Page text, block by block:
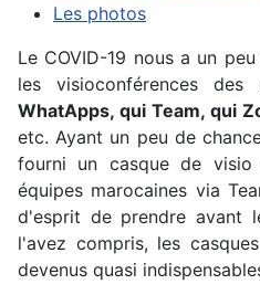
Les photos
Le COVID-19 nous a un
les visioconférences
WhatApps, qui Team, qui
etc. Ayant un peu de
fourni un casque de
équipes marocaines via
d'esprit de prendre avant
l'avez compris, les
devenus quasi